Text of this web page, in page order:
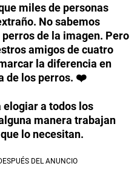
miles de personas
No sabemos
de la imagen. Pero
amigos de cuatro
la diferencia en
de los perros. ❤️
a todos los
manera trabajan
lo necesitan.